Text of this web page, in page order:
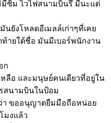
ซิม ไวไฟสนามบินรึ มีนะแต่
ยังโหลดอีเมลล์เก่าๆที่เคย
ายใต้ชื่อ มันมีเบอร์พนักงาน
ก
ลือ และมนุษย์คนเดียวที่อยู่ใน
สนามบินในป้อม
า ขออนุญาตยืมมือถือหน่อย
มงแล้ว